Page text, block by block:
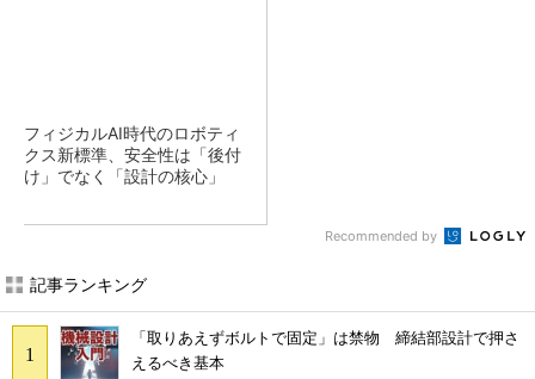
フィジカルAI時代のロボティ
クス新標準、安全性は「後付
け」でなく「設計の核心」
Recommended by
記事ランキング
「取りあえずボルトで固定」は禁物 締結部設計で押さ
えるべき基本